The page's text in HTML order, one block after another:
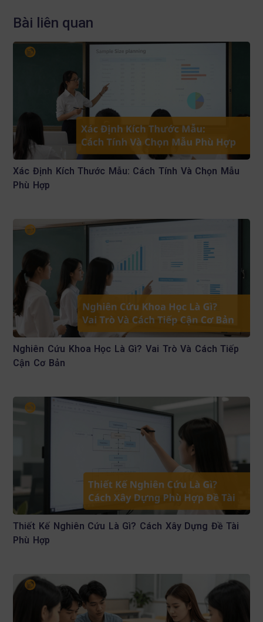
Bài liên quan
Xác Định Kích Thước Mẫu: Cách Tính Và Chọn Mẫu
Phù Hợp
Nghiên Cứu Khoa Học Là Gì? Vai Trò Và Cách Tiếp
Cận Cơ Bản
Thiết Kế Nghiên Cứu Là Gì? Cách Xây Dựng Đề Tài
Phù Hợp